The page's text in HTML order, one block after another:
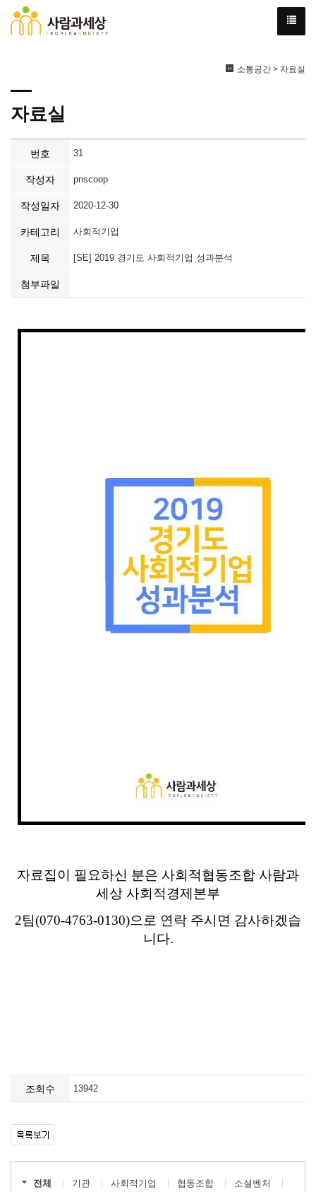
소통공간 > 자료실
자료실
번호 31
작성자 pnscoop
작성일자 2020-12-30
카테고리 사회적기업
제목 [SE] 2019 경기도 사회적기업 성과분석
첨부파일
조회수 13942
전체 기관 사회적기업 협동조합
소셜벤처